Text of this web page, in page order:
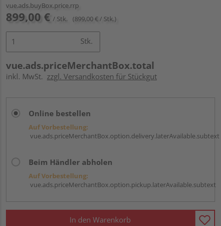
vue.ads.buyBox.price.rrp
899,00 € / Stk. (899,00 € / Stk.)
Stk.
vue.ads.priceMerchantBox.total
inkl. MwSt. zzgl. Versandkosten für Stückgut
Online bestellen
Auf Vorbestellung:
vue.ads.priceMerchantBox.option.delivery.laterAvailable.subtext
Beim Händler abholen
Auf Vorbestellung:
vue.ads.priceMerchantBox.option.pickup.laterAvailable.subtext
In den Warenkorb